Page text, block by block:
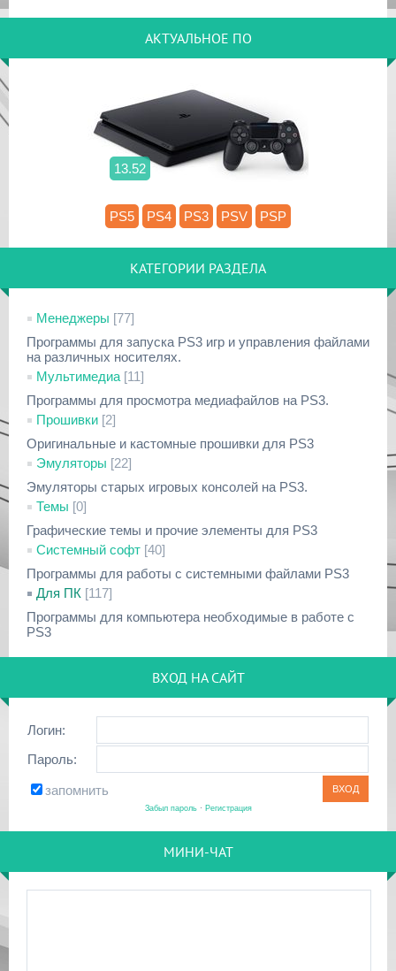
АКТУАЛЬНОЕ ПО
13.52
PS5 PS4 PS3 PSV PSP
КАТЕГОРИИ РАЗДЕЛА
Менеджеры [77]
Программы для запуска PS3 игр и управления файлами
на различных носителях.
Мультимедиа [11]
Программы для просмотра медиафайлов на PS3.
Прошивки [2]
Оригинальные и кастомные прошивки для PS3
Эмуляторы [22]
Эмуляторы старых игровых консолей на PS3.
Темы [0]
Графические темы и прочие элементы для PS3
Системный софт [40]
Программы для работы с системными файлами PS3
Для ПК [117]
Программы для компьютера необходимые в работе с
PS3
ВХОД НА САЙТ
Логин:
Пароль:
запомнить
Забыл пароль· Регистрация
МИНИ-ЧАТ